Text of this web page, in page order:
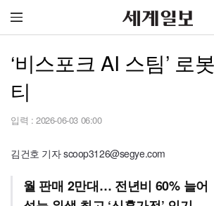
‘비스포크 AI 스팀’ 로
티
입력 : 2026-06-03 06:00
김건호 기자 scoop3126@segye.com
월 판매 2만대… 전년비 60% 늘어